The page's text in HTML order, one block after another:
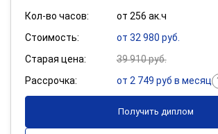
Кол-во часов:
от 256 ак.ч
Стоимость:
от 32 980 руб.
Старая цена:
39 910 руб.
Рассрочка:
от 2 749 руб в месяц
Получить диплом